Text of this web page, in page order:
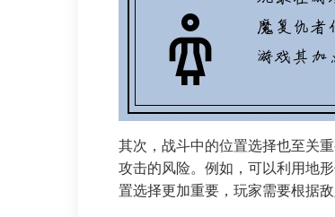
其次，战斗中的位置选择也至关
攻击的风险。例如，可以利用地
置选择更加重要，玩家需要根据